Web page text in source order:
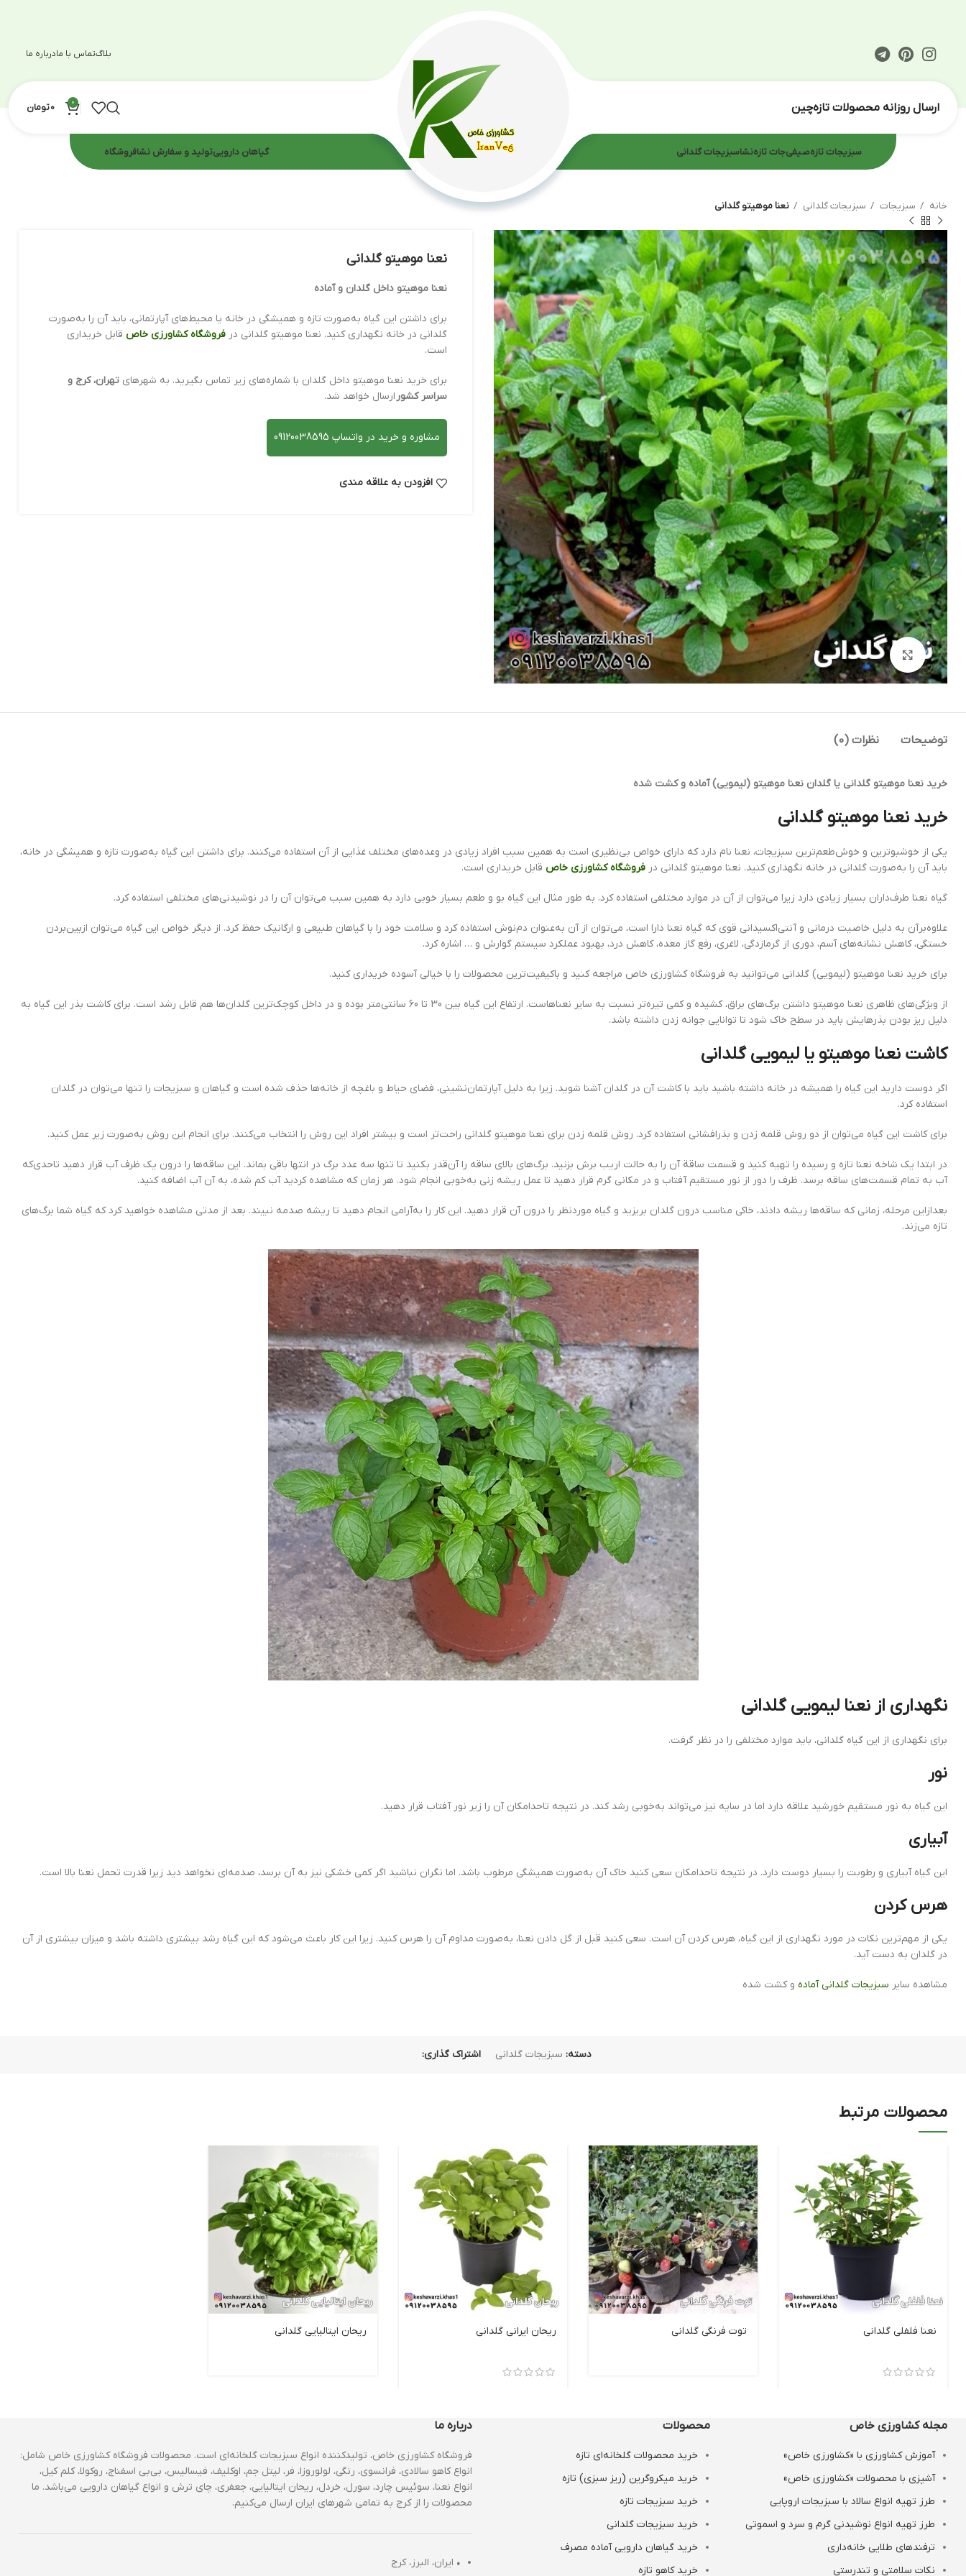
بلاگتماس با مادرباره ما
ارسال روزانه محصولات تازه‌چین 0
0تومان
سبزیجات تازهصیفی‌جات تازهنشاسبزیجات گلدانی گیاهان داروییتولید و سفارش نشافروشگاه
خانه سبزیجات سبزیجات گلدانی نعنا موهیتو گلدانی
بزرگنمایی تصویر
نعنا موهیتو گلدانی
نعنا موهیتو داخل گلدان و آماده
برای داشتن این گیاه به‌صورت تازه و همیشگی در خانه یا محیط‌های آپارتمانی، باید آن را به‌صورت
گلدانی در خانه نگهداری کنید. نعنا موهیتو گلدانی در فروشگاه کشاورزی خاص قابل خریداری
است.
برای خرید نعنا موهیتو داخل گلدان با شماره‌های زیر تماس بگیرید. به شهرهای تهران، کرج و
سراسر کشور ارسال خواهد شد.
مشاوره و خرید در واتساپ 09120038595
افزودن به علاقه مندی
توضیحات نظرات (0)
خرید نعنا موهیتو گلدانی یا گلدان نعنا موهیتو (لیمویی) آماده و کشت شده
خرید نعنا موهیتو گلدانی
یکی از خوشبوترین و خوش‌طعم‌ترین سبزیجات، نعنا نام دارد که دارای خواص بی‌نظیری است به همین سبب افراد زیادی در وعده‌های مختلف غذایی از آن استفاده می‌کنند. برای داشتن این گیاه به‌صورت تازه و همیشگی در خانه،
باید آن را به‌صورت گلدانی در خانه نگهداری کنید. نعنا موهیتو گلدانی در فروشگاه کشاورزی خاص قابل خریداری است.
گیاه نعنا طرف‌داران بسیار زیادی دارد زیرا می‌توان از آن در موارد مختلفی استفاده کرد. به طور مثال این گیاه بو و طعم بسیار خوبی دارد به همین سبب می‌توان آن را در نوشیدنی‌های مختلفی استفاده کرد.
علاوه‌برآن به دلیل خاصیت درمانی و آنتی‌اکسیدانی قوی که گیاه نعنا دارا است، می‌توان از آن به‌عنوان دم‌نوش استفاده کرد و سلامت خود را با گیاهان طبیعی و ارگانیک حفظ کرد. از دیگر خواص این گیاه می‌توان ازبین‌بردن
خستگی، کاهش نشانه‌های آسم، دوری از گرمازدگی، لاغری، رفع گاز معده، کاهش درد، بهبود عملکرد سیستم گوارش و … اشاره کرد.
برای خرید نعنا موهیتو (لیمویی) گلدانی می‌توانید به فروشگاه کشاورزی خاص مراجعه کنید و باکیفیت‌ترین محصولات را با خیالی آسوده خریداری کنید.
از ویژگی‌های ظاهری نعنا موهیتو داشتن برگ‌های براق، کشیده و کمی تیره‌تر نسبت به سایر نعناهاست. ارتفاع این گیاه بین 30 تا 60 سانتی‌متر بوده و در داخل کوچک‌ترین گلدان‌ها هم قابل رشد است. برای کاشت بذر این گیاه به
دلیل ریز بودن بذرهایش باید در سطح خاک شود تا توانایی جوانه زدن داشته باشد.
کاشت نعنا موهیتو یا لیمویی گلدانی
اگر دوست دارید این گیاه را همیشه در خانه داشته باشید باید با کاشت آن در گلدان آشنا شوید. زیرا به دلیل آپارتمان‌نشینی، فضای حیاط و باغچه از خانه‌ها حذف شده است و گیاهان و سبزیجات را تنها می‌توان در گلدان
استفاده کرد.
برای کاشت این گیاه می‌توان از دو روش قلمه زدن و بذرافشانی استفاده کرد. روش قلمه زدن برای نعنا موهیتو گلدانی راحت‌تر است و بیشتر افراد این روش را انتخاب می‌کنند. برای انجام این روش به‌صورت زیر عمل کنید.
در ابتدا یک شاخه نعنا تازه و رسیده را تهیه کنید و قسمت ساقة آن را به حالت اریب برش بزنید. برگ‌های بالای ساقه را آن‌قدر بکنید تا تنها سه عدد برگ در انتها باقی بماند. این ساقه‌ها را درون یک ظرف آب قرار دهید تاحدی‌که
آب به تمام قسمت‌های ساقه برسد. ظرف را دور از نور مستقیم آفتاب و در مکانی گرم قرار دهید تا عمل ریشه زنی به‌خوبی انجام شود. هر زمان که مشاهده کردید آب کم شده، به آن آب اضافه کنید.
بعدازاین مرحله، زمانی که ساقه‌ها ریشه دادند، خاکی مناسب درون گلدان بریزید و گیاه موردنظر را درون آن قرار دهید. این کار را به‌آرامی انجام دهید تا ریشه صدمه نبیند. بعد از مدتی مشاهده خواهید کرد که گیاه شما برگ‌های
تازه می‌زند.
نگهداری از نعنا لیمویی گلدانی
برای نگهداری از این گیاه گلدانی، باید موارد مختلفی را در نظر گرفت.
نور
این گیاه به نور مستقیم خورشید علاقه دارد اما در سایه نیز می‌تواند به‌خوبی رشد کند. در نتیجه تاحدامکان آن را زیر نور آفتاب قرار دهید.
آبیاری
این گیاه آبیاری و رطوبت را بسیار دوست دارد. در نتیجه تاحدامکان سعی کنید خاک آن به‌صورت همیشگی مرطوب باشد. اما نگران نباشید اگر کمی خشکی نیز به آن برسد، صدمه‌ای نخواهد دید زیرا قدرت تحمل نعنا بالا است.
هرس کردن
یکی از مهم‌ترین نکات در مورد نگهداری از این گیاه، هرس کردن آن است. سعی کنید قبل از گل دادن نعنا، به‌صورت مداوم آن را هرس کنید. زیرا این کار باعث می‌شود که این گیاه رشد بیشتری داشته باشد و میزان بیشتری از آن
در گلدان به دست آید.
مشاهده سایر سبزیجات گلدانی آماده و کشت شده
دسته: سبزیجات گلدانی اشتراک گذاری:
محصولات مرتبط
نعنا فلفلی گلدانی توت فرنگی گلدانی ریحان ایرانی گلدانی ریحان ایتالیایی گلدانی
مجله کشاورزی خاص
آموزش کشاورزی با «کشاورزی خاص»
آشپزی با محصولات «کشاورزی خاص»
طرز تهیه انواع سالاد با سبزیجات اروپایی
طرز تهیه انواع نوشیدنی‌ گرم و سرد و اسموتی
ترفندهای طلایی خانه‌داری
نکات سلامتی و تندرستی
محصولات
خرید محصولات گلخانه‌ای تازه
خرید میکروگرین (ریز سبزی) تازه
خرید سبزیجات تازه
خرید سبزیجات گلدانی
خرید گیاهان دارویی آماده مصرف
خرید کاهو تازه
درباره ما
فروشگاه کشاورزی خاص، تولیدکننده انواع سبزیجات گلخانه‌ای است. محصولات فروشگاه کشاورزی خاص شامل:
انواع کاهو سالادی، فرانسوی، رنگی، لولوروزا، فر، لیتل جم، اوکلیف، فیسالیس، بی‌بی اسفناج، روکولا، کلم کیل،
انواع نعنا، سوئیس چارد، سورل، خردل، ریحان ایتالیایی، جعفری، چای ترش و انواع گیاهان دارویی می‌باشد. ما
محصولات را از کرج به تمامی شهرهای ایران ارسال می‌کنیم.
• ایران، البرز، کرج